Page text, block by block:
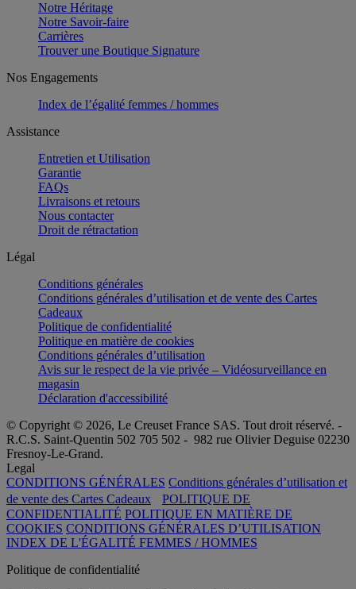
Notre Héritage
Notre Savoir-faire
Carrières
Trouver une Boutique Signature
Nos Engagements
Index de l’égalité femmes / hommes
Assistance
Entretien et Utilisation
Garantie
FAQs
Livraisons et retours
Nous contacter
Droit de rétractation
Légal
Conditions générales
Conditions générales d’utilisation et de vente des Cartes
Cadeaux
Politique de confidentialité
Politique en matière de cookies
Conditions générales d’utilisation
Avis sur le respect de la vie privée – Vidéosurveillance en
magasin
Déclaration d'accessibilité
© Copyright © 2026, Le Creuset France SAS. Tout droit réservé. -
R.C.S. Saint-Quentin 502 705 502 - 982 rue Olivier Deguise 02230
Fresnoy-Le-Grand.
Legal
CONDITIONS GÉNÉRALES Conditions générales d’utilisation et
de vente des Cartes Cadeaux
POLITIQUE DE
CONFIDENTIALITÉ POLITIQUE EN MATIÈRE DE
COOKIES CONDITIONS GÉNÉRALES D’UTILISATION
INDEX DE L'ÉGALITÉ FEMMES / HOMMES
Politique de confidentialité